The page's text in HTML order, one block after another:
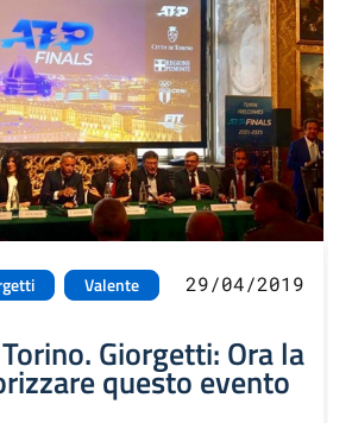
Valente 29/04/2019
Giorgetti: Ora la
questo evento